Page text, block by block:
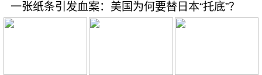
一张纸条引发血案：美国为何要替日本“托底”？